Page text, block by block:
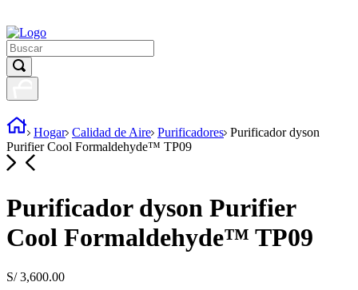
Hogar Calidad de Aire Purificadores Purificador dyson
Purifier Cool Formaldehyde™ TP09
Purificador dyson Purifier
Cool Formaldehyde™ TP09
S/ 3,600.00